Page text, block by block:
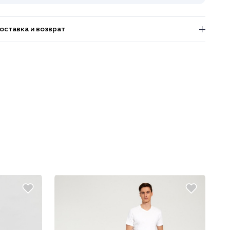
и возврат